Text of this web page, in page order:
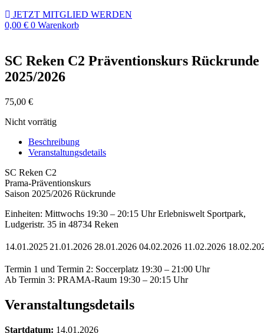
JETZT MITGLIED WERDEN
0,00 € 0 Warenkorb
SC Reken C2 Präventionskurs Rückrunde
2025/2026
75,00 €
Nicht vorrätig
Beschreibung
Veranstaltungsdetails
SC Reken C2
Prama-Präventionskurs
Saison 2025/2026 Rückrunde
Einheiten: Mittwochs 19:30 – 20:15 Uhr Erlebniswelt Sportpark,
Ludgeristr. 35 in 48734 Reken
14.01.2025 21.01.2026 28.01.2026 04.02.2026 11.02.2026
Termin 1 und Termin 2: Soccerplatz 19:30 – 21:00 Uhr
Ab Termin 3: PRAMA-Raum 19:30 – 20:15 Uhr
Veranstaltungsdetails
Startdatum: 14.01.2026